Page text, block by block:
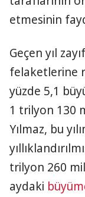
etmesinin
Geçen yıl
felaketlerine
yüzde 5,1
1 trilyon 130
Yılmaz, bu
trilyon 260
aydaki